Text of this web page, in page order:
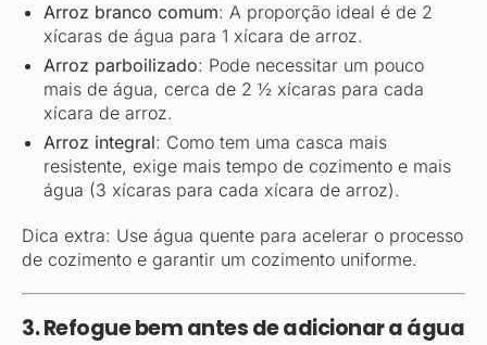
Arroz branco comum: A proporção ideal é de 2
xícaras de água para 1 xícara de arroz.
Arroz parboilizado: Pode necessitar um pouco
mais de água, cerca de 2 ½ xícaras para cada
xícara de arroz.
Arroz integral: Como tem uma casca mais
resistente, exige mais tempo de cozimento e mais
água (3 xícaras para cada xícara de arroz).
Dica extra: Use água quente para acelerar o processo
de cozimento e garantir um cozimento uniforme.
3. Refogue bem antes de adicionar a água